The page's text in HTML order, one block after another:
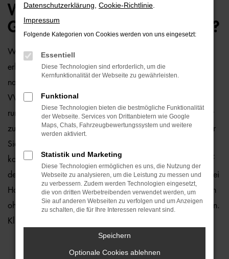
WIE WÄRE ES MIT EINEM VW
GOLF SPORTSVAN FÜR BERLIN?
Wer zu uns und damit zur Auto-Familie Ostermaier kommt,
erhält viele Vorschläge rund um die Mobilität. Das gilt
natürlich auch für Berlin und Umgebung, wo wir gerne den
VW Golf Sportsvan empfehlen. Die Rede ist von einem
rundum bewährten und zuverlässigen Fahrzeug, das perfekt
zu nahezu jedem Anspruch in Berlin passt. Gerne lassen wir
Sie bei uns vor Ort einsteigen oder übernehmen die
komplette Beratung auf digitalem Weg. Der Vorteil liegt auf
der Hand, denn so erhalten Sie Ihren VW Golf Sportsvan frei
Haus und erfreuen sich an der direkten Lieferung nach Berlin
ohne für den Autokauf Ihre eigenen vier Wände zu verlassen.
Klingt gut? Dann kontaktieren Sie uns noch heute.
Datenschutzerklärung Cookie-Richtlinie
Impressum
Folgende Kategorien von Cookies werden von uns eingesetzt:
Essentiell
Diese Technologien sind erforderlich, um die
Kernfunktionalität der Webseite zu gewährleisten.
Funktional
Diese Technologien bieten die bestmögliche Funktionalität
der Webseite. Services von Drittanbietern wie Google
Maps, Chats, Fahrzeugbewertungssystem und weitere
werden aktiviert.
Statistik und Marketing
Diese Technologien ermöglichen es uns, die Nutzung der
Webseite zu analysieren, um die Leistung zu messen und
zu verbessern. Zudem werden Technologien eingesetzt,
die von dritten Werbetreibenden verwendet werden, um
Sie auf anderen Webseiten zu verfolgen und um Anzeigen
zu schalten, die für Ihre Interessen relevant sind.
Speichern
Optionale Cookies ablehnen